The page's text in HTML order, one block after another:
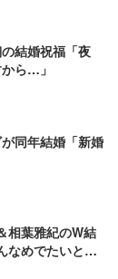
結婚祝福「夜
ら…」
同年結婚「新婚
相葉雅紀のW結
なめでたいとき